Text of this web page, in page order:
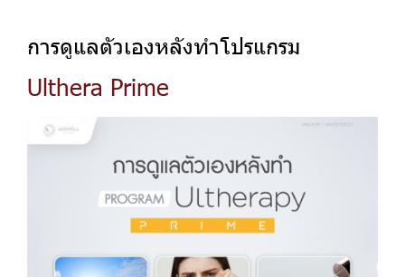
การดูแลตัวเองหลังทำโปรแกรม
Ulthera Prime